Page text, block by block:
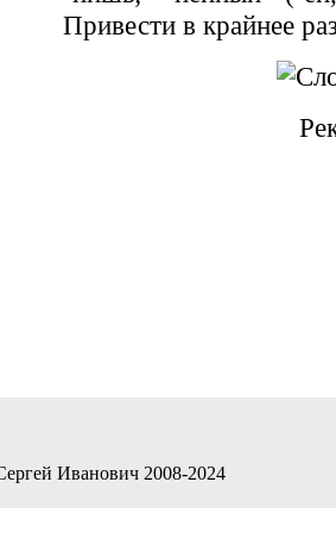
Привести в крайнее
Иванович 2008-2024